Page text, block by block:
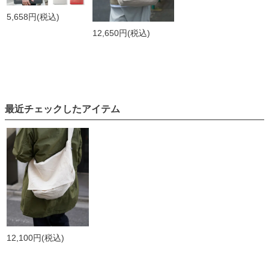
5,658円(税込)
12,650円(税込)
最近チェックしたアイテム
12,100円(税込)